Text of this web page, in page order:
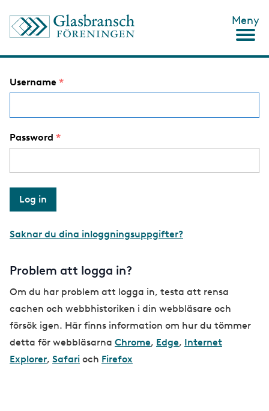
Meny
Username
Password
Saknar du dina inloggningsuppgifter?
Problem att logga in?
Om du har problem att logga in, testa att rensa
cachen och webbhistoriken i din webbläsare och
försök igen. Här finns information om hur du tömmer
detta för webbläsarna Chrome, Edge, Internet
Explorer, Safari och Firefox